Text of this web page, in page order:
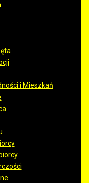
i Mieszkań